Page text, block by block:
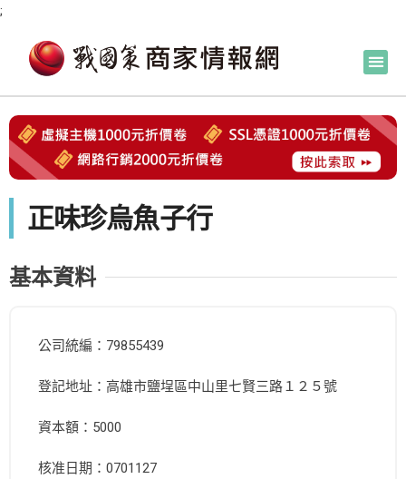
;
正味珍烏魚子行
基本資料
公司統編：79855439
登記地址：高雄市鹽埕區中山里七賢三路１２５號
資本額：5000
核准日期：0701127